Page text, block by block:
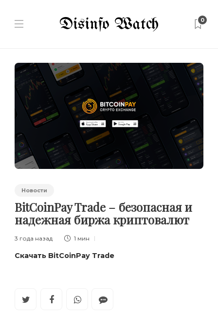
0
Новости
BitCoinPay Trade – безопасная и
надежная биржа криптовалют
3 года назад 1 мин
Скачать BitCoinPay Trade